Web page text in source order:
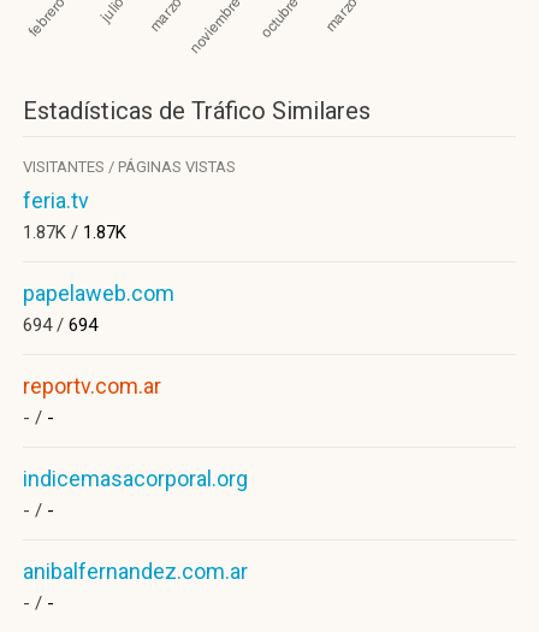
Estadísticas de Tráfico Similares
VISITANTES / PÁGINAS VISTAS
feria.tv
1.87K / 1.87K
papelaweb.com
694 / 694
reportv.com.ar
- / -
indicemasacorporal.org
- / -
anibalfernandez.com.ar
- / -